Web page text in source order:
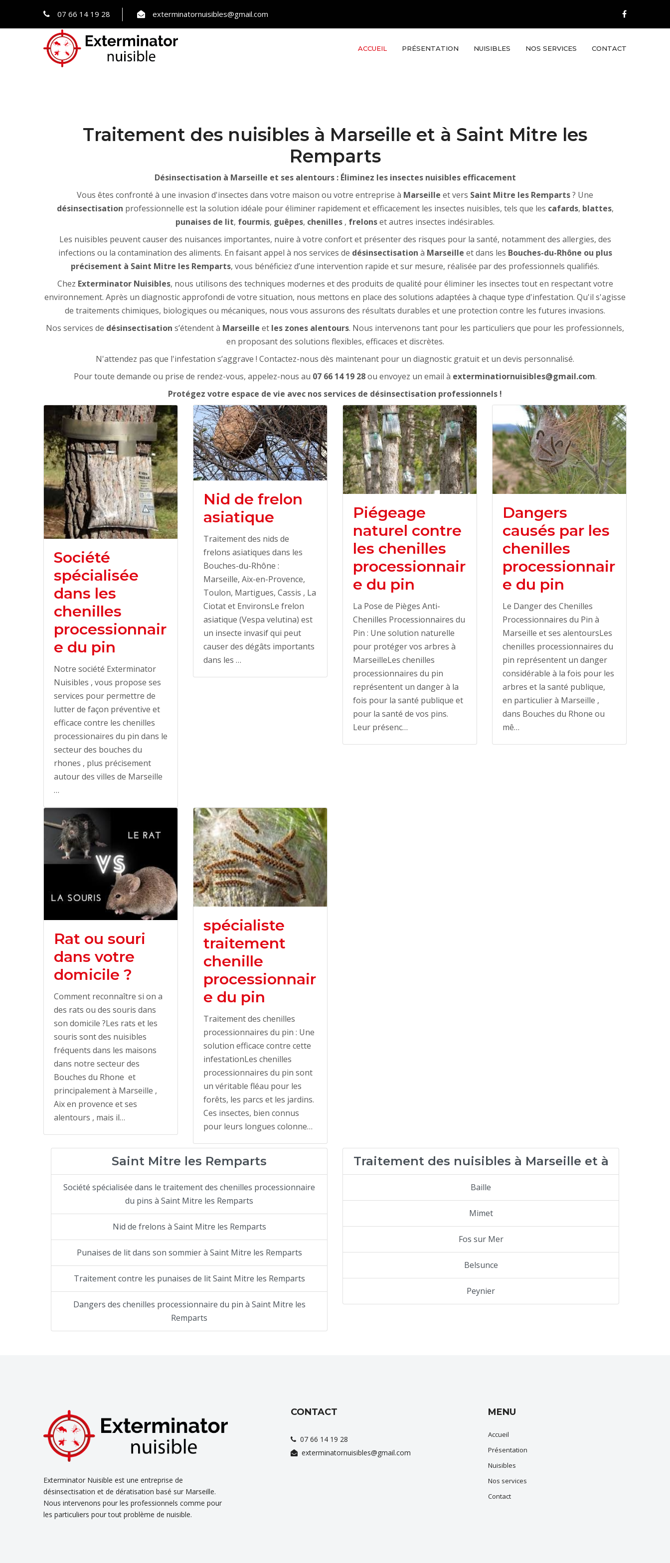
07 66 14 19 28 exterminatornuisibles@gmail.com
ACCUEIL PRÉSENTATION NUISIBLES NOS SERVICES CONTACT
Traitement des nuisibles à Marseille et à Saint Mitre les
Remparts
Désinsectisation à Marseille et ses alentours : Éliminez les insectes nuisibles efficacement
Vous êtes confronté à une invasion d'insectes dans votre maison ou votre entreprise à Marseille et vers Saint Mitre les Remparts? Une
désinsectisation professionnelle est la solution idéale pour éliminer rapidement et efficacement les insectes nuisibles, tels que les cafards, blattes,
punaises de lit, fourmis, guêpes, chenilles , frelonset autres insectes indésirables.
Les nuisibles peuvent causer des nuisances importantes, nuire à votre confort et présenter des risques pour la santé, notamment des allergies, des
infections ou la contamination des aliments. En faisant appel à nos services de désinsectisation à Marseille et dans les Bouches-du-Rhône ou plus
précisement à Saint Mitre les Remparts, vous bénéficiez d’une intervention rapide et sur mesure, réalisée par des professionnels qualifiés.
Chez Exterminator Nuisibles, nous utilisons des techniques modernes et des produits de qualité pour éliminer les insectes tout en respectant votre
environnement. Après un diagnostic approfondi de votre situation, nous mettons en place des solutions adaptées à chaque type d'infestation. Qu'il s'agisse
de traitements chimiques, biologiques ou mécaniques, nous vous assurons des résultats durables et une protection contre les futures invasions.
Nos services de désinsectisation s’étendent à Marseille et les zones alentours. Nous intervenons tant pour les particuliers que pour les professionnels,
en proposant des solutions flexibles, efficaces et discrètes.
N'attendez pas que l'infestation s’aggrave ! Contactez-nous dès maintenant pour un diagnostic gratuit et un devis personnalisé.
Pour toute demande ou prise de rendez-vous, appelez-nous au 07 66 14 19 28ou envoyez un email à exterminatiornuisibles@gmail.com.
Protégez votre espace de vie avec nos services de désinsectisation professionnels !
Société
spécialisée
dans les
chenilles
processionnair
e du pin
Notre société Exterminator
Nuisibles , vous propose ses
services pour permettre de
lutter de façon préventive et
efficace contre les chenilles
processionaires du pin dans le
secteur des bouches du
rhones , plus précisement
autour des villes de Marseille
…
Nid de frelon
asiatique
Traitement des nids de
frelons asiatiques dans les
Bouches-du-Rhône :
Marseille, Aix-en-Provence,
Toulon, Martigues, Cassis , La
Ciotat et EnvironsLe frelon
asiatique (Vespa velutina) est
un insecte invasif qui peut
causer des dégâts importants
dans les …
Piégeage
naturel contre
les chenilles
processionnair
e du pin
La Pose de Pièges Anti-
Chenilles Processionnaires du
Pin : Une solution naturelle
pour protéger vos arbres à
MarseilleLes chenilles
processionnaires du pin
représentent un danger à la
fois pour la santé publique et
pour la santé de vos pins.
Leur présenc…
Dangers
causés par les
chenilles
processionnair
e du pin
Le Danger des Chenilles
Processionnaires du Pin à
Marseille et ses alentoursLes
chenilles processionnaires du
pin représentent un danger
considérable à la fois pour les
arbres et la santé publique,
en particulier à Marseille ,
dans Bouches du Rhone ou
mê…
Rat ou souri
dans votre
domicile ?
Comment reconnaître si on a
des rats ou des souris dans
son domicile ?Les rats et les
souris sont des nuisibles
fréquents dans les maisons
dans notre secteur des
Bouches du Rhone et
principalement à Marseille ,
Aix en provence et ses
alentours , mais il…
spécialiste
traitement
chenille
processionnair
e du pin
Traitement des chenilles
processionnaires du pin : Une
solution efficace contre cette
infestationLes chenilles
processionnaires du pin sont
un véritable fléau pour les
forêts, les parcs et les jardins.
Ces insectes, bien connus
pour leurs longues colonne…
Saint Mitre les Remparts
Société spécialisée dans le traitement des chenilles processionnaire
du pins à Saint Mitre les Remparts
Nid de frelons à Saint Mitre les Remparts
Punaises de lit dans son sommier à Saint Mitre les Remparts
Traitement contre les punaises de lit Saint Mitre les Remparts
Dangers des chenilles processionnaire du pin à Saint Mitre les
Remparts
Traitement des nuisibles à Marseille et à
Baille
Mimet
Fos sur Mer
Belsunce
Peynier
Exterminator Nuisible est une entreprise de
désinsectisation et de dératisation basé sur Marseille.
Nous intervenons pour les professionnels comme pour
les particuliers pour tout problème de nuisible.
CONTACT
07 66 14 19 28
exterminatornuisibles@gmail.com
MENU
Accueil
Présentation
Nuisibles
Nos services
Contact